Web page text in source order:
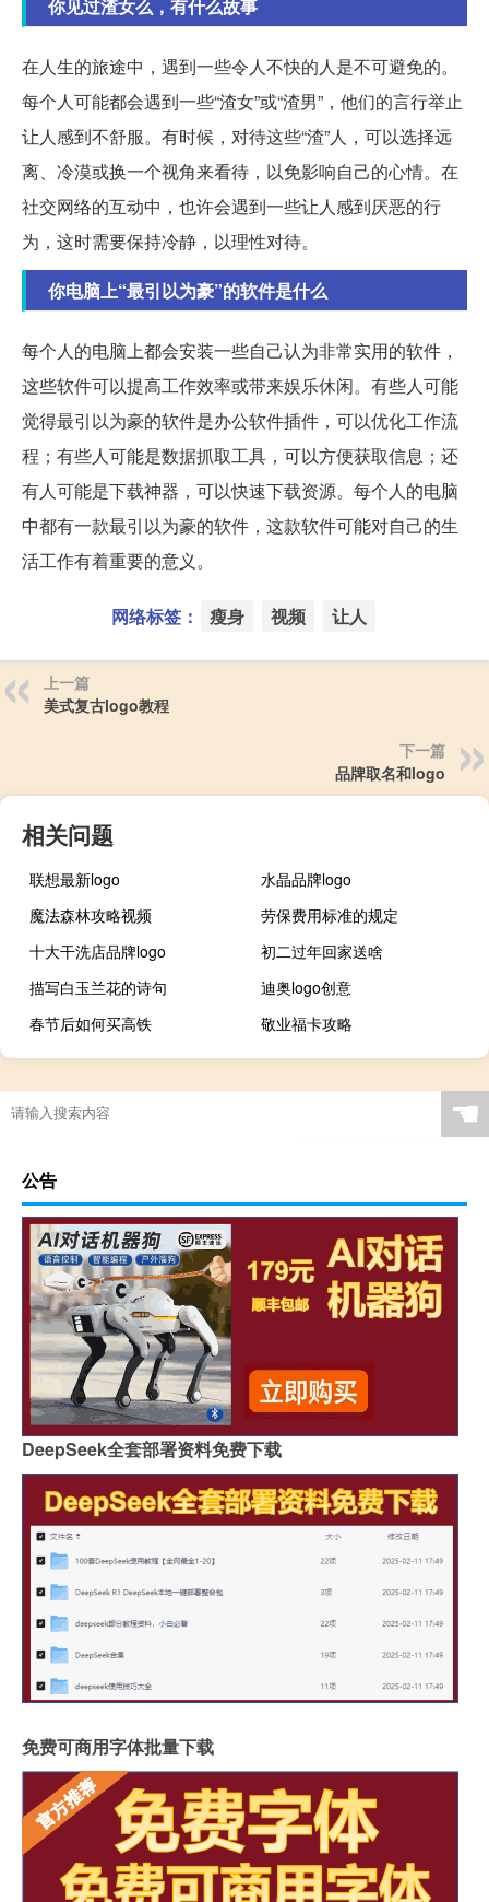
你见过渣女么，有什么故事
在人生的旅途中，遇到一些令人不快的人是不可避免的。
每个人可能都会遇到一些“渣女”或“渣男”，他们的言行举止
让人感到不舒服。有时候，对待这些“渣”人，可以选择远
离、冷漠或换一个视角来看待，以免影响自己的心情。在
社交网络的互动中，也许会遇到一些让人感到厌恶的行
为，这时需要保持冷静，以理性对待。
你电脑上“最引以为豪”的软件是什么
每个人的电脑上都会安装一些自己认为非常实用的软件，
这些软件可以提高工作效率或带来娱乐休闲。有些人可能
觉得最引以为豪的软件是办公软件插件，可以优化工作流
程；有些人可能是数据抓取工具，可以方便获取信息；还
有人可能是下载神器，可以快速下载资源。每个人的电脑
中都有一款最引以为豪的软件，这款软件可能对自己的生
活工作有着重要的意义。
网络标签： 瘦身 视频 让人
上一篇
美式复古logo教程
下一篇
品牌取名和logo
相关问题
联想最新logo
水晶品牌logo
魔法森林攻略视频
劳保费用标准的规定
十大干洗店品牌logo
初二过年回家送啥
描写白玉兰花的诗句
迪奥logo创意
春节后如何买高铁
敬业福卡攻略
☚
公告
DeepSeek全套部署资料免费下载
免费可商用字体批量下载